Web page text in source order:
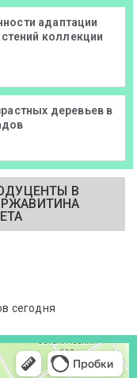
адаптации
коллекции
деревьев в
В
сегодня